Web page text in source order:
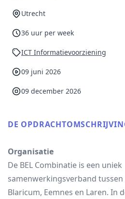
Utrecht
36 uur per week
ICT Informatievoorziening
09 juni 2026
09 december 2026
DE
Organisatie
De BEL Combinatie is een uniek
samenwerkingsverband
Blaricum, Eemnes en Laren. In